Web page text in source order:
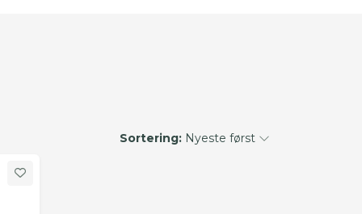
Sortering: Nyeste først